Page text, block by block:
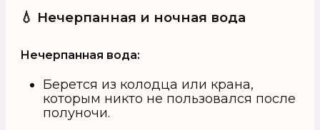
💧 Нечерпанная и ночная вода
Нечерпанная вода:
Берется из колодца или крана,
которым никто не пользовался после
полуночи.